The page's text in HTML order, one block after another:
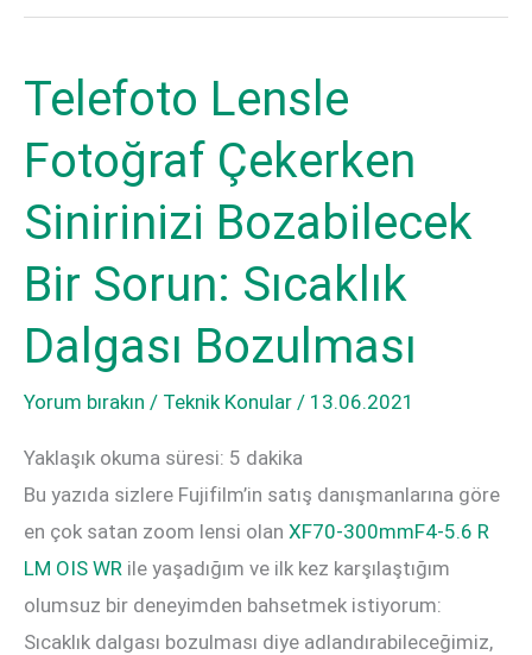
Telefoto Lensle
Fotoğraf Çekerken
Sinirinizi Bozabilecek
Bir Sorun: Sıcaklık
Dalgası Bozulması
Yorum bırakın / Teknik Konular / 13.06.2021
Yaklaşık okuma süresi: 5 dakika
Bu yazıda sizlere Fujifilm’in satış danışmanlarına göre
en çok satan zoom lensi olan XF70-300mmF4-5.6 R
LM OIS WR ile yaşadığım ve ilk kez karşılaştığım
olumsuz bir deneyimden bahsetmek istiyorum:
Sıcaklık dalgası bozulması diye adlandırabileceğimiz,